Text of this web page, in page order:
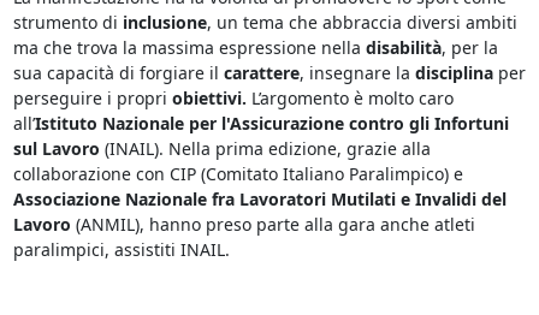
strumento di inclusione, un tema che abbraccia diversi ambiti
ma che trova la massima espressione nella disabilità, per la
sua capacità di forgiare il carattere, insegnare la disciplinaper
perseguire i propri obiettivi. L’argomento è molto caro
all’Istituto Nazionale per l'Assicurazione contro gli Infortuni
sul Lavoro (INAIL). Nella prima edizione, grazie alla
collaborazione con CIP (Comitato Italiano Paralimpico) e
Associazione Nazionale fra Lavoratori Mutilati e Invalidi del
Lavoro (ANMIL), hanno preso parte alla gara anche atleti
paralimpici, assistiti INAIL.